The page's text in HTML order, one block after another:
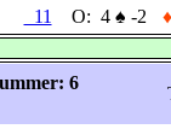
11 O: 4 ♠ -2 ♦
6